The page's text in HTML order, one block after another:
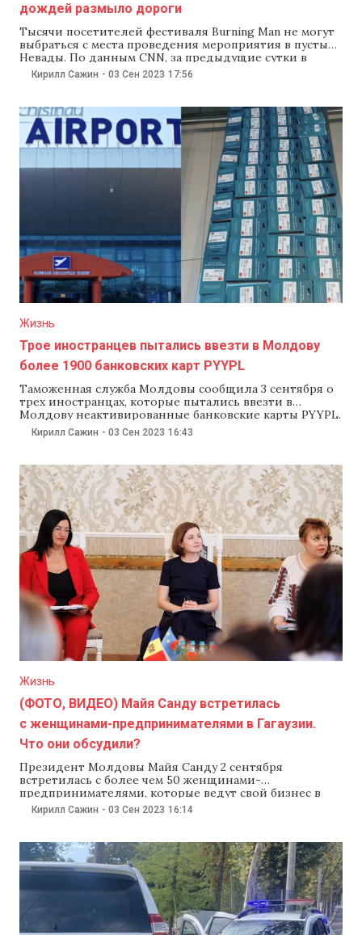
дождей размыло дороги
Тысячи посетителей фестиваля Burning Man не могут
выбраться с места проведения мероприятия в пустыне
Невады. По данным CNN, за предыдущие сутки в
пустыне выпала двух-трехмесячная норма осадков,
передает издание «Медуза». Организаторы фестиваля
призвали экономить еду, воду и топливо. Ожидается,
что дожди продлятся до
Кирилл Сажин - 03 Сен 2023 17:56
Жизнь
Трое иностранцев пытались ввезти в Молдову
более 1900 банковских карт PYYPL
Таможенная служба Молдовы сообщила 3 сентября о
трех иностранцах, которые пытались ввезти в
Молдову неактивированные банковские карты PYYPL.
Иностранцы прибыли в Кишинев самолетом, который
прилетел из Стамбула. Сотрудники таможни нашли
изъяли их. Теперь в соответствии с молдавским
законодательством им грозит наказание.
Кирилл Сажин - 03 Сен 2023 16:43
Жизнь
(ФОТО, ВИДЕО) Майя Санду встретилась
с женщинами-предпринимателями в Гагаузии.
Что они обсудили?
Президент Молдовы Майя Санду 2 сентября
встретилась с более чем 50 женщинами-
предпринимателями, которые ведут свой бизнес в
Гагаузии. Президент обсудила с ними потенциал
экономического развития в регионе. «Бизнес-леди
товары производят, и какие услуги предоставляют.
Они также поделились проблемами, с которыми
столкнулись. Мы
Кирилл Сажин - 03 Сен 2023 16:14